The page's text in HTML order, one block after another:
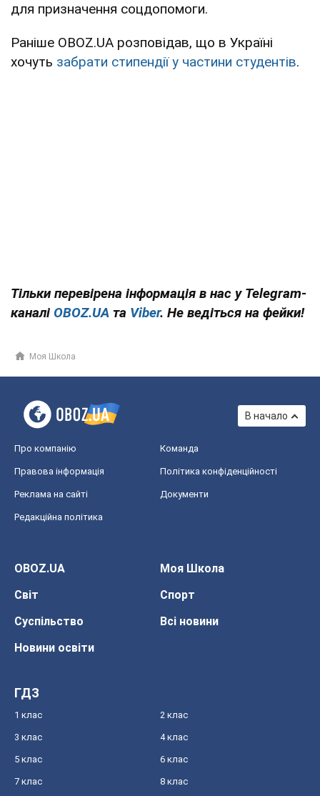
для призначення соцдопомоги.
Раніше OBOZ.UA розповідав, що в Україні
хочуть забрати стипендії у частини студентів.
Тільки перевірена інформація в нас у Telegram-
каналі OBOZ.UA та Viber. Не ведіться на фейки!
Моя Школа
В начало
Про компанію Команда
Правова інформація Політика конфіденційності
Реклама на сайті Документи
Редакційна політика
OBOZ.UA
Моя Школа
Світ
Спорт
Суспільство
Всі новини
Новини освіти
ГДЗ
1 клас 2 клас
3 клас 4 клас
5 клас 6 клас
7 клас 8 клас